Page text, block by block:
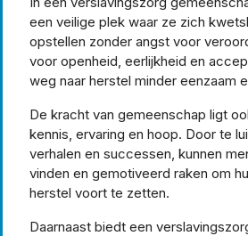
een veilige plek waar ze zich
opstellen zonder angst voor
voor openheid, eerlijkheid en
weg naar herstel minder eenzaam
De kracht van gemeenschap ligt
kennis, ervaring en hoop. Door te
verhalen en successen, kunnen
vinden en gemotiveerd raken om
herstel voort te zetten.
Daarnaast biedt een